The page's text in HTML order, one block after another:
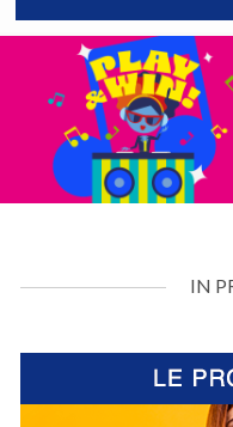
IN